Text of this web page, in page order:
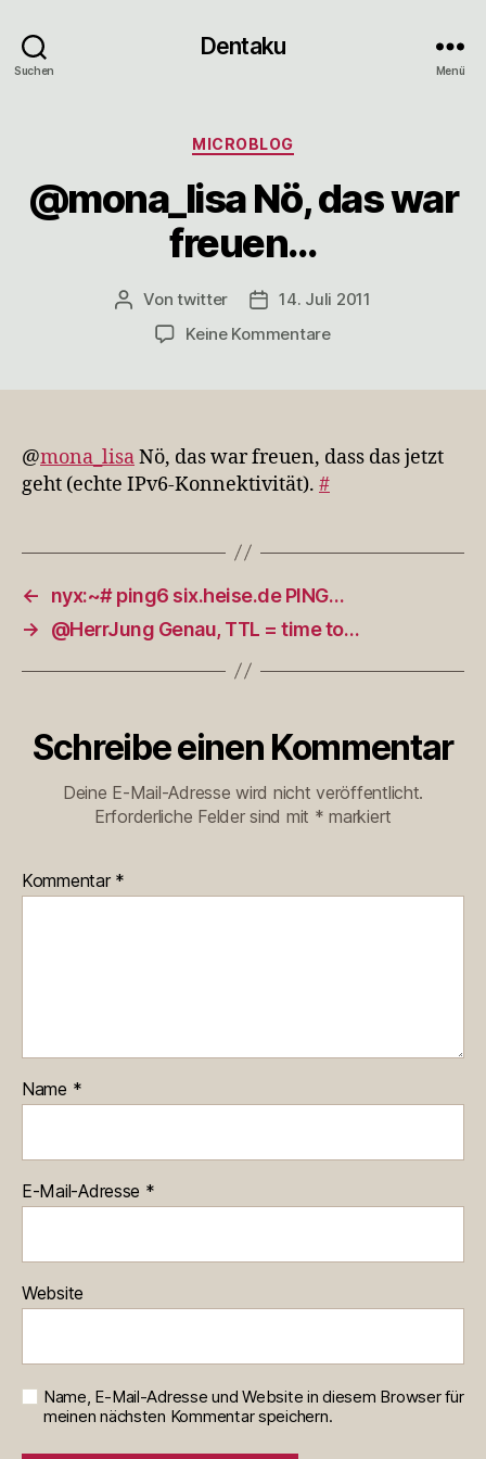
Suchen
Dentaku
Menü
Kategorien
MICROBLOG
@mona_lisa Nö, das war
freuen…
Beitragsautor
Vontwitter Veröffentlichungsdatum
14. Juli 2011
Keine Kommentarezu
freuen…
@mona_lisaNö, das war freuen, dass das jetzt
geht (echte IPv6-Konnektivität). #
←
nyx:~# ping6 six.heise.de PING…
→
@HerrJung Genau, TTL = time to…
Schreibe einen Kommentar
Deine E-Mail-Adresse wird nicht veröffentlicht.
Erforderliche Felder sind mit * markiert
Kommentar *
Name *
E-Mail-Adresse *
Website
Name, E-Mail-Adresse und Website in diesem Browser für
meinen nächsten Kommentar speichern.